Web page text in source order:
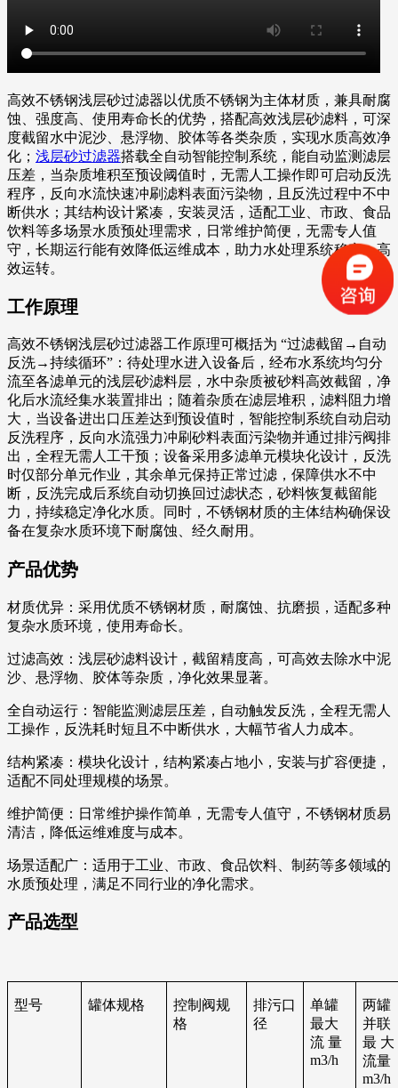
高效不锈钢浅层砂过滤器以优质不锈钢为主体材质，兼具耐腐
蚀、强度高、使用寿命长的优势，搭配高效浅层砂滤料，可深
度截留水中泥沙、悬浮物、胶体等各类杂质，实现水质高效净
化； 浅层砂过滤器搭载全自动智能控制系统，能自动监测滤层
压差，当杂质堆积至预设阈值时，无需人工操作即可启动反洗
程序，反向水流快速冲刷滤料表面污染物，且反洗过程中不中
断供水；其结构设计紧凑，安装灵活，适配工业、市政、食品
饮料等多场景水质预处理需求，日常维护简便，无需专人值
守，长期运行能有效降低运维成本，助力水处理系统稳定、高
效运转。
工作原理
高效不锈钢浅层砂过滤器工作原理可概括为 “过滤截留→自动
反洗→持续循环”：待处理水进入设备后，经布水系统均匀分
流至各滤单元的浅层砂滤料层，水中杂质被砂料高效截留，净
化后水流经集水装置排出；随着杂质在滤层堆积，滤料阻力增
大，当设备进出口压差达到预设值时，智能控制系统自动启动
反洗程序，反向水流强力冲刷砂料表面污染物并通过排污阀排
出，全程无需人工干预；设备采用多滤单元模块化设计，反洗
时仅部分单元作业，其余单元保持正常过滤，保障供水不中
断，反洗完成后系统自动切换回过滤状态，砂料恢复截留能
力，持续稳定净化水质。同时，不锈钢材质的主体结构确保设
备在复杂水质环境下耐腐蚀、经久耐用。
产品优势
材质优异：采用优质不锈钢材质，耐腐蚀、抗磨损，适配多种
复杂水质环境，使用寿命长。
过滤高效：浅层砂滤料设计，截留精度高，可高效去除水中泥
沙、悬浮物、胶体等杂质，净化效果显著。
全自动运行：智能监测滤层压差，自动触发反洗，全程无需人
工操作，反洗耗时短且不中断供水，大幅节省人力成本。
结构紧凑：模块化设计，结构紧凑占地小，安装与扩容便捷，
适配不同处理规模的场景。
维护简便：日常维护操作简单，无需专人值守，不锈钢材质易
清洁，降低运维难度与成本。
场景适配广：适用于工业、市政、食品饮料、制药等多领域的
水质预处理，满足不同行业的净化需求。
产品选型
型号 罐体规格
控制阀规
格
排污口
径
单罐
最大
流 量
m3/h
两罐
并联
最 大
流量
m3/h